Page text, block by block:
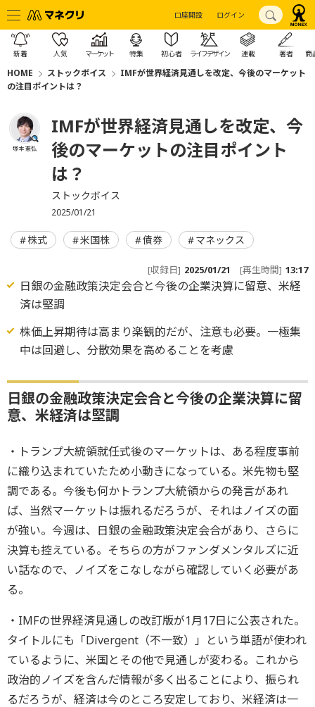
口座開設 ログイン
新着 人気 マーケット 特集 初心者 ライフデザイン 連載 著者 商
HOME ストックボイス
IMFが世界経済見通しを改定、今後のマーケット
の注目ポイントは？
塚本 憲弘
IMFが世界経済見通しを改定、今
後のマーケットの注目ポイント
は？
ストックボイス
2025/01/21
株式 米国株 債券 マネックス
[収録日] 2025/01/21 [再生時間] 13:17
日銀の金融政策決定会合と今後の企業決算に留意、米経
済は堅調
株価上昇期待は高まり楽観的だが、注意も必要。一極集
中は回避し、分散効果を高めることを考慮
日銀の金融政策決定会合と今後の企業決算に留
意、米経済は堅調
・トランプ大統領就任式後のマーケットは、ある程度事前
に織り込まれていたため小動きになっている。米先物も堅
調である。今後も何かトランプ大統領からの発言があれ
ば、当然マーケットは振れるだろうが、それはノイズの面
が強い。今週は、日銀の金融政策決定会合があり、さらに
決算も控えている。そちらの方がファンダメンタルズに近
い話なので、ノイズをこなしながら確認していく必要があ
る。
・IMFの世界経済見通しの改訂版が1月17日に公表された。
タイトルにも「Divergent（不一致）」という単語が使われ
ているように、米国とその他で見通しが変わる。これから
政治的ノイズを含んだ情報が多く出ることにより、振られ
るだろうが、経済は今のところ安定しており、米経済は一